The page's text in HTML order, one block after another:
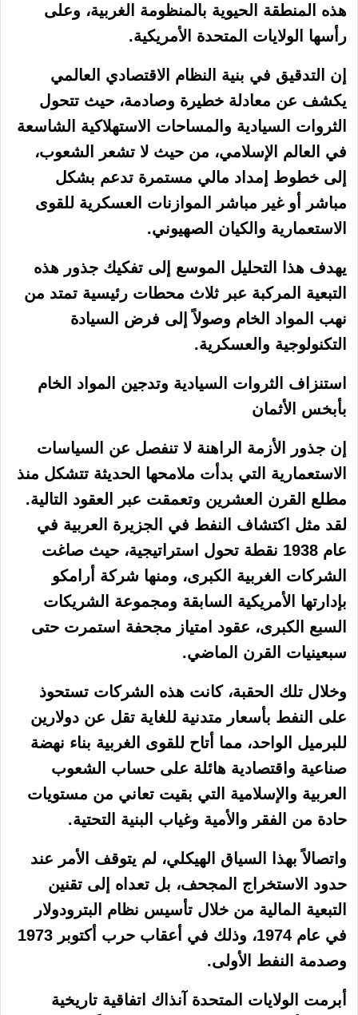
هذه المنطقة الحيوية بالمنظومة الغربية، وعلى
رأسها الولايات المتحدة الأمريكية.
إن التدقيق في بنية النظام الاقتصادي العالمي
يكشف عن معادلة خطيرة وصادمة، حيث تتحول
الثروات السيادية والمساحات الاستهلاكية الشاسعة
في العالم الإسلامي، من حيث لا تشعر الشعوب،
إلى خطوط إمداد مالي مستمرة تدعم بشكل
مباشر أو غير مباشر الموازنات العسكرية للقوى
الاستعمارية والكيان الصهيوني.
يهدف هذا التحليل الموسع إلى تفكيك جذور هذه
التبعية المركبة عبر ثلاث محطات رئيسية تمتد من
نهب المواد الخام وصولاً إلى فرض السيادة
التكنولوجية والعسكرية.
استنزاف الثروات السيادية وتدجين المواد الخام
بأبخس الأثمان
إن جذور الأزمة الراهنة لا تنفصل عن السياسات
الاستعمارية التي بدأت ملامحها الحديثة تتشكل منذ
مطلع القرن العشرين وتعمقت عبر العقود التالية.
لقد مثل اكتشاف النفط في الجزيرة العربية في
عام 1938 نقطة تحول استراتيجية، حيث صاغت
الشركات الغربية الكبرى، ومنها شركة أرامكو
بإدارتها الأمريكية السابقة ومجموعة الشريكات
السبع الكبرى، عقود امتياز مجحفة استمرت حتى
سبعينيات القرن الماضي.
وخلال تلك الحقبة، كانت هذه الشركات تستحوذ
على النفط بأسعار متدنية للغاية تقل عن دولارين
للبرميل الواحد، مما أتاح للقوى الغربية بناء نهضة
صناعية واقتصادية هائلة على حساب الشعوب
العربية والإسلامية التي بقيت تعاني من مستويات
حادة من الفقر والأمية وغياب البنية التحتية.
واتصالاً بهذا السياق الهيكلي، لم يتوقف الأمر عند
حدود الاستخراج المجحف، بل تعداه إلى تقنين
التبعية المالية من خلال تأسيس نظام البترودولار
في عام 1974، وذلك في أعقاب حرب أكتوبر 1973
وصدمة النفط الأولى.
أبرمت الولايات المتحدة آنذاك اتفاقية تاريخية